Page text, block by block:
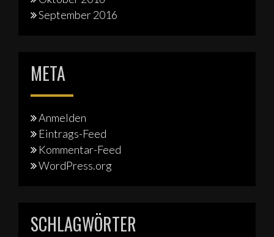
September 2016
META
Anmelden
Eintrags-Feed
Kommentar-Feed
WordPress.org
SCHLAGWÖRTER